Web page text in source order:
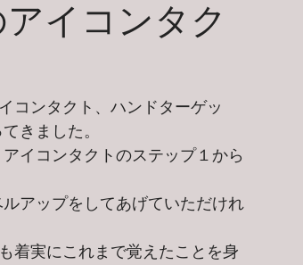
イコンタク
コンタクト、ハンドターゲッ
きました。
イコンタクトのステップ１から
アップをしてあげていただけれ
着実にこれまで覚えたことを身